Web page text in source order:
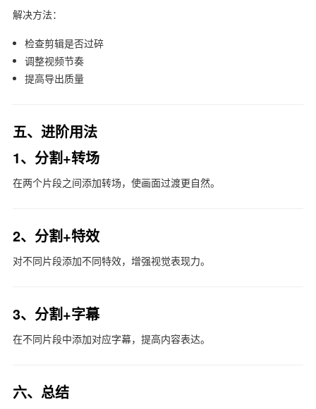
解决方法：
检查剪辑是否过碎
调整视频节奏
提高导出质量
五、进阶用法
1、分割+转场
在两个片段之间添加转场，使画面过渡更自然。
2、分割+特效
对不同片段添加不同特效，增强视觉表现力。
3、分割+字幕
在不同片段中添加对应字幕，提高内容表达。
六、总结